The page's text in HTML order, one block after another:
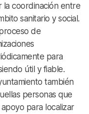
coordinación entre
sanitario y social.
de
para
útil y fiable.
también
personas que
para localizar